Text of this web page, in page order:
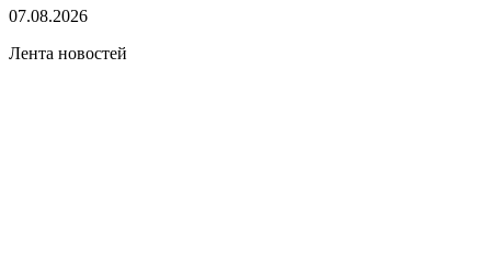
07.08.2026
Лента новостей